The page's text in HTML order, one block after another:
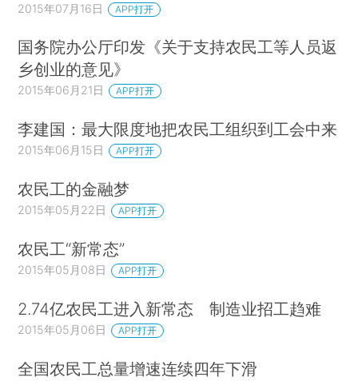
2015年07月16日 APP打开
国务院办公厅印发《关于支持农民工等人员返
乡创业的意见》
2015年06月21日 APP打开
李建国：最大限度地把农民工组织到工会中来
2015年06月15日 APP打开
农民工的金融梦
2015年05月22日 APP打开
农民工“新常态”
2015年05月08日 APP打开
2.74亿农民工进入新常态 制造业招工趋难
2015年05月06日 APP打开
全国农民工总量增速连续四年下滑